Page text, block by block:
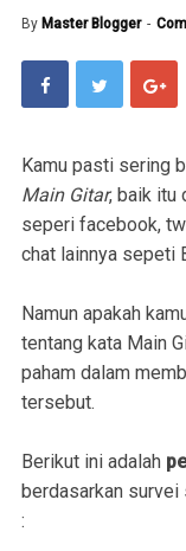
By Master Blogger
Kamu pasti sering
Main Gitar, baik itu
seperi facebook,
chat lainnya sepeti
Namun apakah
tentang kata Main
paham dalam
tersebut.
Berikut ini adalah
berdasarkan
: